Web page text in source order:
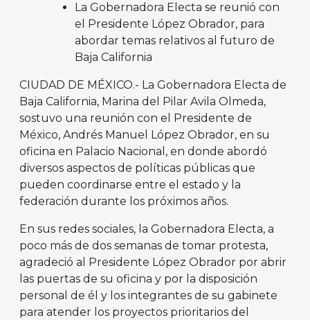
La Gobernadora Electa se reunió con
el Presidente López Obrador, para
abordar temas relativos al futuro de
Baja California
CIUDAD DE MÉXICO.- La Gobernadora Electa de
Baja California, Marina del Pilar Avila Olmeda,
sostuvo una reunión con el Presidente de
México, Andrés Manuel López Obrador, en su
oficina en Palacio Nacional, en donde abordó
diversos aspectos de políticas públicas que
pueden coordinarse entre el estado y la
federación durante los próximos años.
En sus redes sociales, la Gobernadora Electa, a
poco más de dos semanas de tomar protesta,
agradeció al Presidente López Obrador por abrir
las puertas de su oficina y por la disposición
personal de él y los integrantes de su gabinete
para atender los proyectos prioritarios del